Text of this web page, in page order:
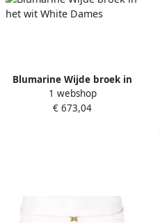
Blumarine Wijde broek in
het wit White Dames
1 webshop
€ 673,04